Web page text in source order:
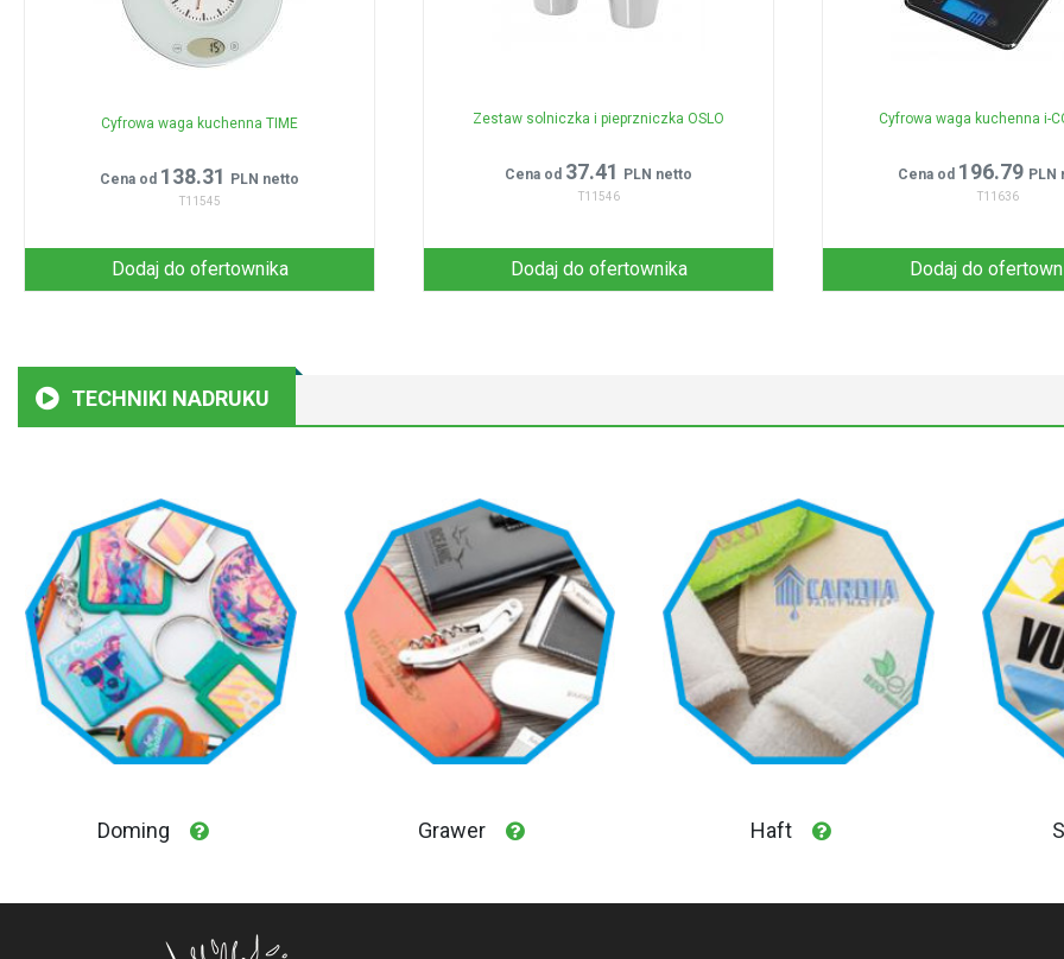
Cyfrowa waga kuchenna TIME
Cena od 138.31 PLN netto
T11545
Dodaj do ofertownika
Zestaw solniczka i pieprzniczka OSLO
Cena od 37.41 PLN netto
T11546
Dodaj do ofertownika
Cyfrowa waga kuchenna i-
Cena od 196.79 PLN
T11636
Dodaj do
TECHNIKI NADRUKU
Doming Grawer Haft